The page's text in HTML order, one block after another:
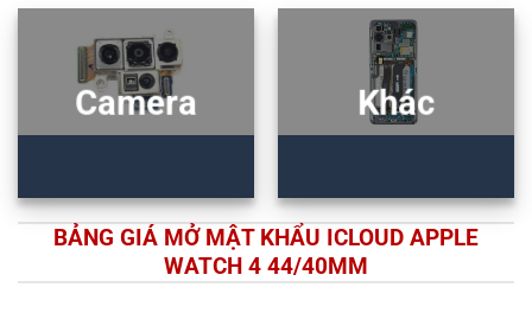
Camera Khác
BẢNG GIÁ MỞ MẬT KHẨU ICLOUD APPLE
WATCH 4 44/40MM